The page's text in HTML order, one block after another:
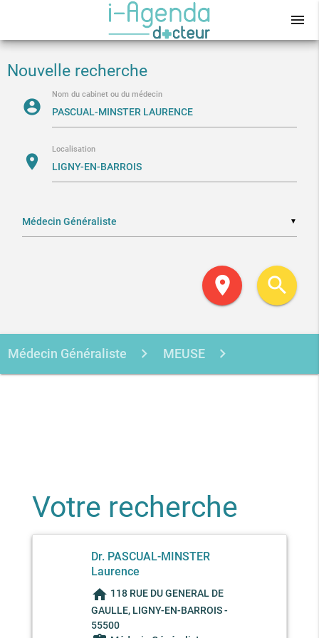
menu
Nouvelle recherche
account_circle
Nom du cabinet ou du médecin
location_on
Localisation
▼
location_on search
Médecin Généraliste MEUSE
Votre recherche
Dr. PASCUAL-MINSTER
Laurence
home 118 RUE DU GENERAL DE
GAULLE, LIGNY-EN-BARROIS -
55500